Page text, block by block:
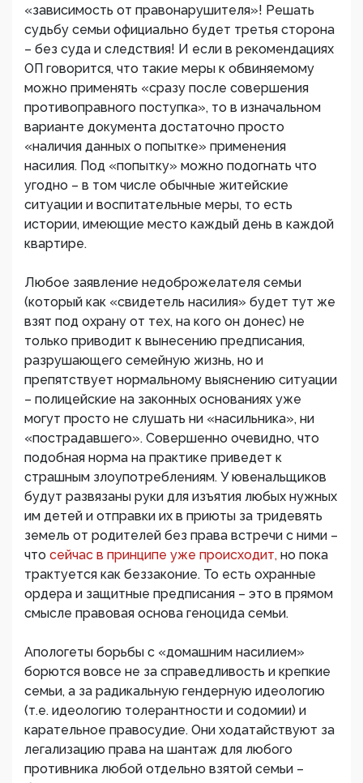
«зависимость от правонарушителя»! Решать
судьбу семьи официально будет третья сторона
– без суда и следствия! И если в рекомендациях
ОП говорится, что такие меры к обвиняемому
можно применять «сразу после совершения
противоправного поступка», то в изначальном
варианте документа достаточно просто
«наличия данных о попытке» применения
насилия. Под «попытку» можно подогнать что
угодно – в том числе обычные житейские
ситуации и воспитательные меры, то есть
истории, имеющие место каждый день в каждой
квартире.
Любое заявление недоброжелателя семьи
(который как «свидетель насилия» будет тут же
взят под охрану от тех, на кого он донес) не
только приводит к вынесению предписания,
разрушающего семейную жизнь, но и
препятствует нормальному выяснению ситуации
– полицейские на законных основаниях уже
могут просто не слушать ни «насильника», ни
«пострадавшего». Совершенно очевидно, что
подобная норма на практике приведет к
страшным злоупотреблениям. У ювенальщиков
будут развязаны руки для изъятия любых нужных
им детей и отправки их в приюты за тридевять
земель от родителей без права встречи с ними –
что сейчас в принципе уже происходит, но пока
трактуется как беззаконие. То есть охранные
ордера и защитные предписания – это в прямом
смысле правовая основа геноцида семьи.
Апологеты борьбы с «домашним насилием»
борются вовсе не за справедливость и крепкие
семьи, а за радикальную гендерную идеологию
(т.е. идеологию толерантности и содомии) и
карательное правосудие. Они ходатайствуют за
легализацию права на шантаж для любого
противника любой отдельно взятой семьи –